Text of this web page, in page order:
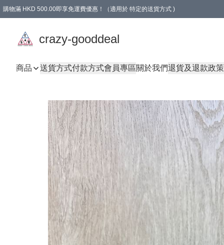
購物滿 HKD 500.00即享免運費優惠！（適用於 特定的送貨方式 )
crazy-gooddeal
商品 送貨方式付款方式會員專區關於我們退貨及退款政策